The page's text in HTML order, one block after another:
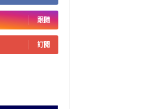
跟隨
訂閱